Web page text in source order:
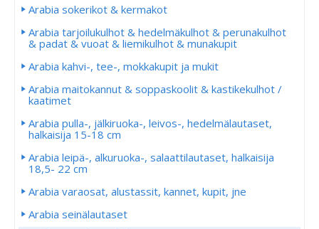
Arabia sokerikot & kermakot
Arabia tarjoilukulhot & hedelmäkulhot & perunakulhot
& padat & vuoat & liemikulhot & munakupit
Arabia kahvi-, tee-, mokkakupit ja mukit
Arabia maitokannut & soppaskoolit & kastikekulhot /
kaatimet
Arabia pulla-, jälkiruoka-, leivos-, hedelmälautaset,
halkaisija 15-18 cm
Arabia leipä-, alkuruoka-, salaattilautaset, halkaisija
18,5- 22 cm
Arabia varaosat, alustassit, kannet, kupit, jne
Arabia seinälautaset